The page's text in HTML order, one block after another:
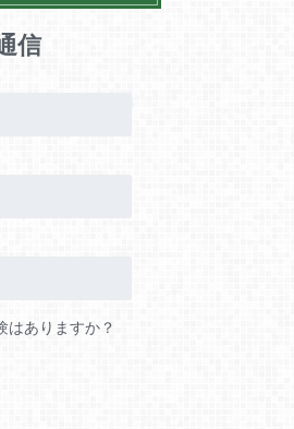
信
はありますか？